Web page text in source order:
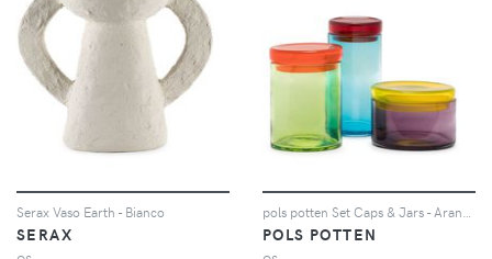
Serax Vaso Earth - Bianco
SERAX POLS POTTEN